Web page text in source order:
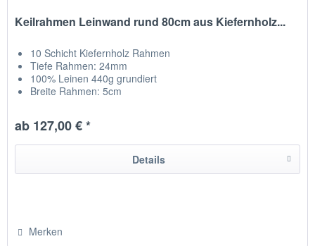
Keilrahmen Leinwand rund 80cm aus Kiefernholz...
10 Schicht Kiefernholz Rahmen
Tiefe Rahmen: 24mm
100% Leinen 440g grundiert
Breite Rahmen: 5cm
ab 127,00 € *
Details
Merken